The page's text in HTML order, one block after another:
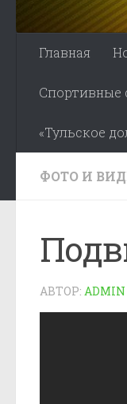
Главная
Спортивные
«Тульское
ФОТО И
АВТОР: ADMIN